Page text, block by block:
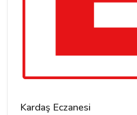
Kardaş Eczanesi